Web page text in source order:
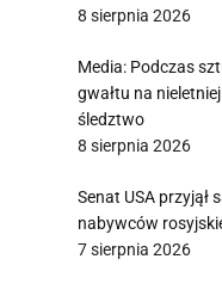
8 sierpnia 2026
Media: Podczas
gwałtu na
śledztwo
8 sierpnia 2026
Senat USA przyjął
nabywców
7 sierpnia 2026